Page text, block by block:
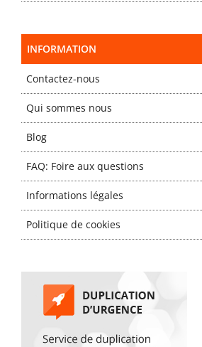
INFORMATION
Contactez-nous
Qui sommes nous
Blog
FAQ: Foire aux questions
Informations légales
Politique de cookies